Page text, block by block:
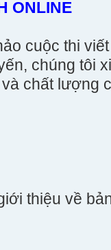
ONLINE
cuộc thi
chúng tôi
chất lượng
thiệu về